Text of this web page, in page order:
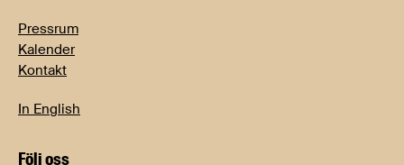
Pressrum
Kalender
Kontakt
In English
Följ oss